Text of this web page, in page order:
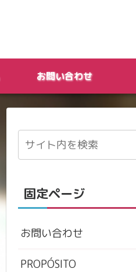
お問い合わせ
固定ページ
お問い合わせ
PROPÓSITO